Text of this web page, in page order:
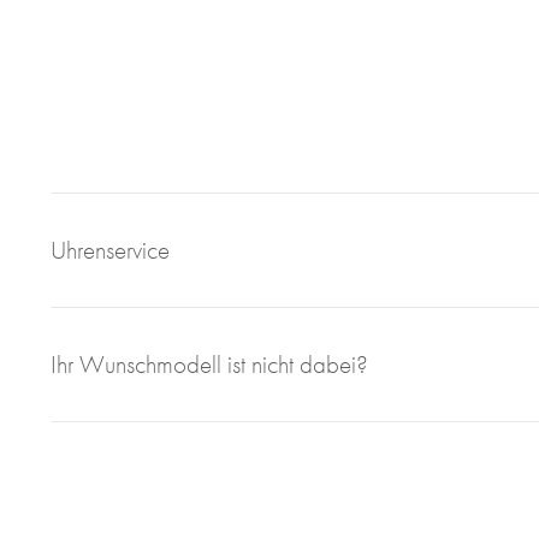
Uhrenservice
Mit großem Engagement, Sachverstand und viel eigener
sorgen wir für einen einwandfreien Uhrenservice bei
Ihr Wunschmodell ist nicht dabei?